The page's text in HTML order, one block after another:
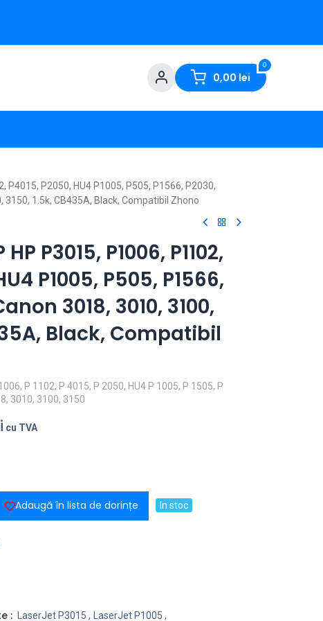
0
0,00 lei
P4015, P2050, HU4 P1005, P505, P1566, P2030,
3150, 1.5k, CB435A, Black, Compatibil Zhono
P3015, P1006, P1102,
P1005, P505, P1566,
3018, 3010, 3100,
Black, Compatibil
P 1102, P 4015, P 2050, HU4 P 1005, P 1505, P
3010, 3100, 3150
cu TVA
Adaugă în lista de dorințe In stoc
: LaserJet P3015 , LaserJet P1005 ,